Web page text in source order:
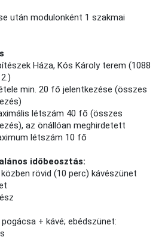
után modulonként 1 szakmai
Háza, Kós Károly terem (1088
min. 20 fő jelentkezése (összes
létszám 40 fő (összes
az önállóan meghirdetett
létszám 10 fő
időbeosztás:
rövid (10 perc) kávészünet
+ kávé; ebédszünet: